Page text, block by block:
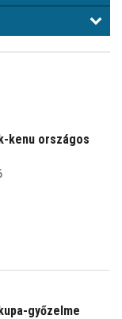
kenu országos
győzelme